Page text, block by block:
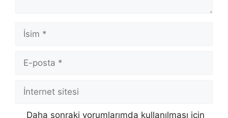
İsim
posta
İnternet
Daha sonraki yorumlarımda kullanılması için